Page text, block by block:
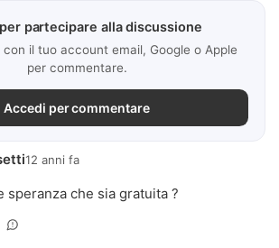
partecipare alla discussione
il tuo account email, Google o Apple
per commentare.
Accedi per commentare
12 anni fa
speranza che sia gratuita ?